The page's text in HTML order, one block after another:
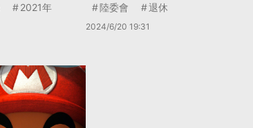
2021年 陸委會 退休
2024/6/20 19:31